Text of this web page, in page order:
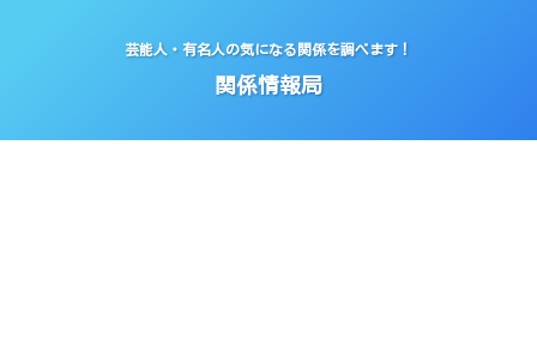
芸能人・有名人の気になる関係を調べます！
関係情報局